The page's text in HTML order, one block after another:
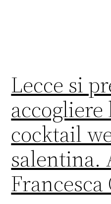
Lecce si
cocktail
salentina.